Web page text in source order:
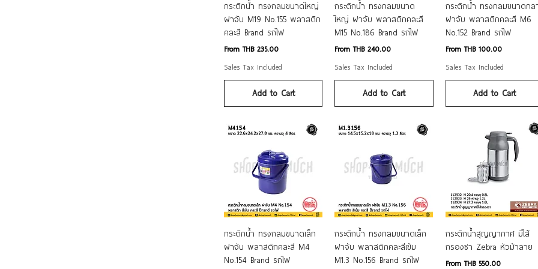
Quick View
กระติกน้ำ ทรงกลมขนาดใหญ่
ฝาจับ M19 No.155 พลาสติก
คละสี Brand รถไฟ
FromTHB 235.00
Sale Price
Sales Tax Included
Add to Cart
Quick View
กระติกน้ำ ทรงกลมขนาด
ใหญ่ ฝาจับ พลาสติกคละสี
M15 No.186 Brand รถไฟ
FromTHB 240.00
Sale Price
Sales Tax Included
Add to Cart
Quick View
กระติกน้ำ ทรงกลมขนาดกล
ฝาจับ พลาสติกคละสี M6
No.152 Brand รถไฟ
FromTHB 100.00
Sale Price
Sales Tax Included
Add to Cart
Quick View
กระติกน้ำ ทรงกลมขนาดเล็ก
ฝาจับ พลาสติกคละสี M4
No.154 Brand รถไฟ
Quick View
กระติกน้ำ ทรงกลมขนาดเล็ก
ฝาจับ พลาสติกคละสีเข้ม
M1.3 No.156 Brand รถไฟ
Quick View
กระติกน้ำสุญญากาศ มีไส้
กรองชา Zebra หัวม้าลาย
FromTHB 550.00
Sale Price